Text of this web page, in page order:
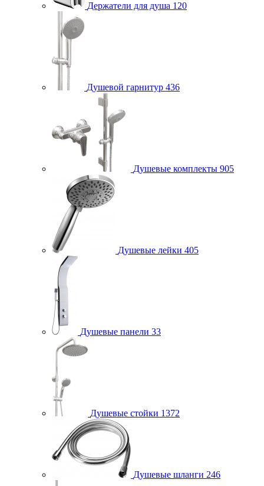
Держатели для душа 120
Душевой гарнитур 436
Душевые комплекты 905
Душевые лейки 405
Душевые панели 33
Душевые стойки 1372
Душевые шланги 246